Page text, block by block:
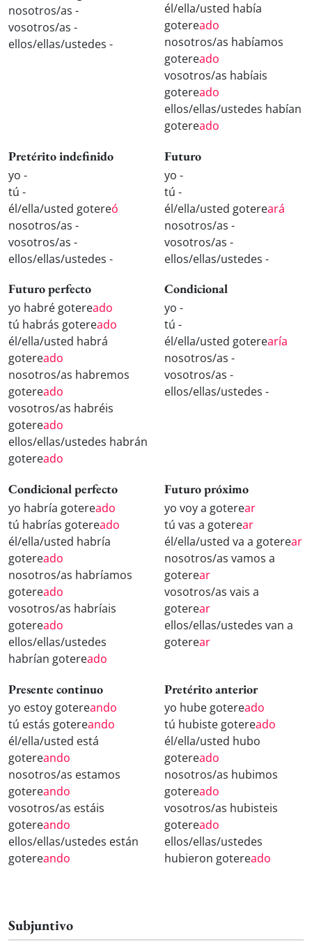
nosotros/as -
vosotros/as -
ellos/ellas/ustedes -
él/ella/usted había
gotereado
nosotros/as habíamos
gotereado
vosotros/as habíais
gotereado
ellos/ellas/ustedes habían
gotereado
Pretérito indefinido
yo -
tú -
él/ella/usted gotereó
nosotros/as -
vosotros/as -
ellos/ellas/ustedes -
Futuro
yo -
tú -
él/ella/usted gotereará
nosotros/as -
vosotros/as -
ellos/ellas/ustedes -
Futuro perfecto
yo habré gotereado
tú habrás gotereado
él/ella/usted habrá
gotereado
nosotros/as habremos
gotereado
vosotros/as habréis
gotereado
ellos/ellas/ustedes habrán
gotereado
Condicional
yo -
tú -
él/ella/usted goterearía
nosotros/as -
vosotros/as -
ellos/ellas/ustedes -
Condicional perfecto
yo habría gotereado
tú habrías gotereado
él/ella/usted habría
gotereado
nosotros/as habríamos
gotereado
vosotros/as habríais
gotereado
ellos/ellas/ustedes
habrían gotereado
Futuro próximo
yo voy a goterear
tú vas a goterear
él/ella/usted va a goterear
nosotros/as vamos a
goterear
vosotros/as vais a
goterear
ellos/ellas/ustedes van a
goterear
Presente continuo
yo estoy gotereando
tú estás gotereando
él/ella/usted está
gotereando
nosotros/as estamos
gotereando
vosotros/as estáis
gotereando
ellos/ellas/ustedes están
gotereando
Pretérito anterior
yo hube gotereado
tú hubiste gotereado
él/ella/usted hubo
gotereado
nosotros/as hubimos
gotereado
vosotros/as hubisteis
gotereado
ellos/ellas/ustedes
hubieron gotereado
Subjuntivo